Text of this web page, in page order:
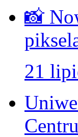
📸
21